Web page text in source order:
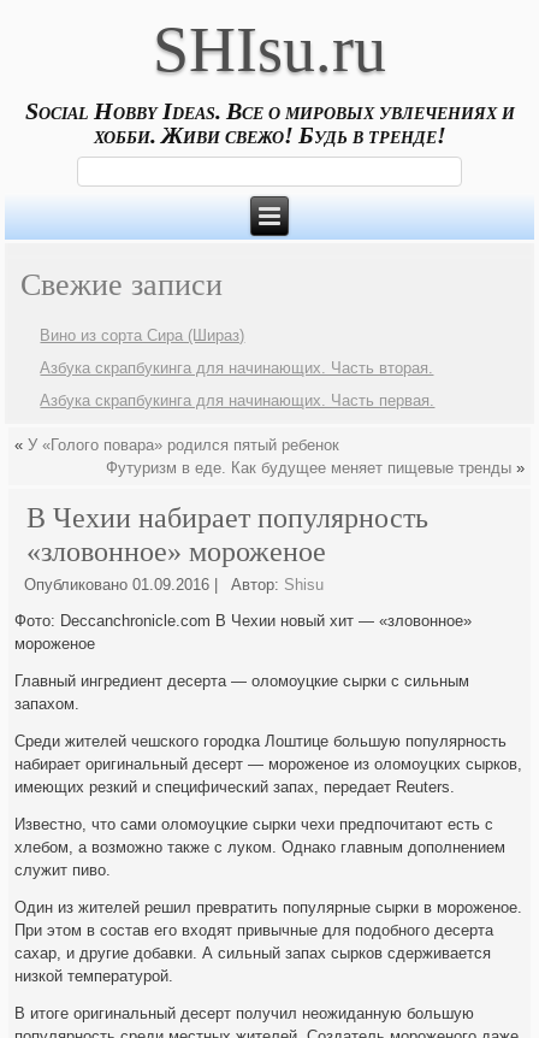
SHIsu.ru
Social Hobby Ideas. Все о мировых увлечениях и
хобби. Живи свежо! Будь в тренде!
Свежие записи
Вино из сорта Сира (Шираз)
Азбука скрапбукинга для начинающих. Часть вторая.
Азбука скрапбукинга для начинающих. Часть первая.
«У «Голого повара» родился пятый ребенок
Футуризм в еде. Как будущее меняет пищевые тренды»
В Чехии набирает популярность
«зловонное» мороженое
Опубликовано 01.09.2016 Автор: Shisu
Фото: Deccanchronicle.com В Чехии новый хит — «зловонное»
мороженое
Главный ингредиент десерта — оломоуцкие сырки с сильным
запахом.
Среди жителей чешского городка Лоштице большую популярность
набирает оригинальный десерт — мороженое изоломоуцких сырков,
имеющих резкий и специфический запах, передает Reuters.
Известно, что сами оломоуцкие сырки чехи предпочитают есть с
хлебом, а возможно также с луком. Однако главным дополнением
служит пиво.
Один из жителей решил превратить популярные сырки в мороженое.
При этом в состав его входят привычные для подобного десерта
сахар, и другие добавки. А сильный запах сырков сдерживается
низкой температурой.
В итоге оригинальный десерт получил неожиданную большую